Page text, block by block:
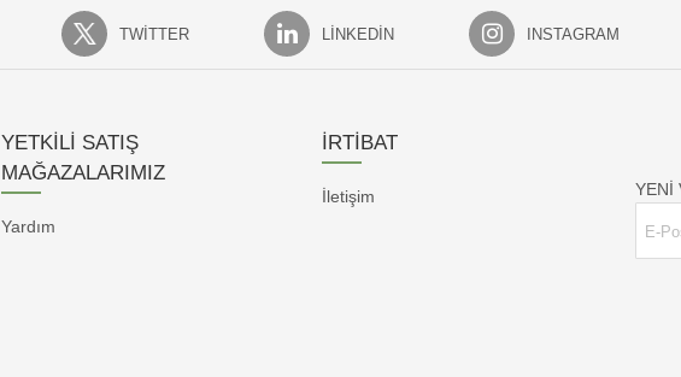
TWITTER LINKEDIN INSTAGRAM
YETKİLİ SATIŞ
MAĞAZALARIMIZ
Yardım
İRTİBAT
İletişim YENİ